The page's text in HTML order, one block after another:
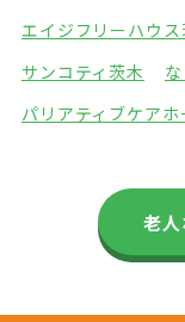
エイジフリーハウ
サンコティ茨木
パリアティブケア
老